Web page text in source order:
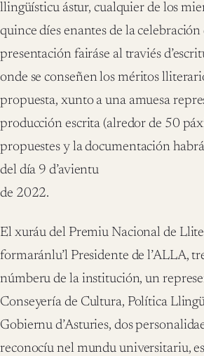
llingüísticu ástur, cualquier de los
quince díes enantes de la
presentación fairáse al traviés
onde se conseñen los méritos
propuesta, xunto a una amuesa
producción escrita (alredor de 50
propuestes y la documentación
del día 9 d’avientu
de 2022.
El xuráu del Premiu Nacional de
formaránlu’l Presidente de l’ALLA,
númberu de la institución, un
Conseyería de Cultura, Política
Gobiernu d’Asturies, dos
reconocíu nel mundu universitariu,